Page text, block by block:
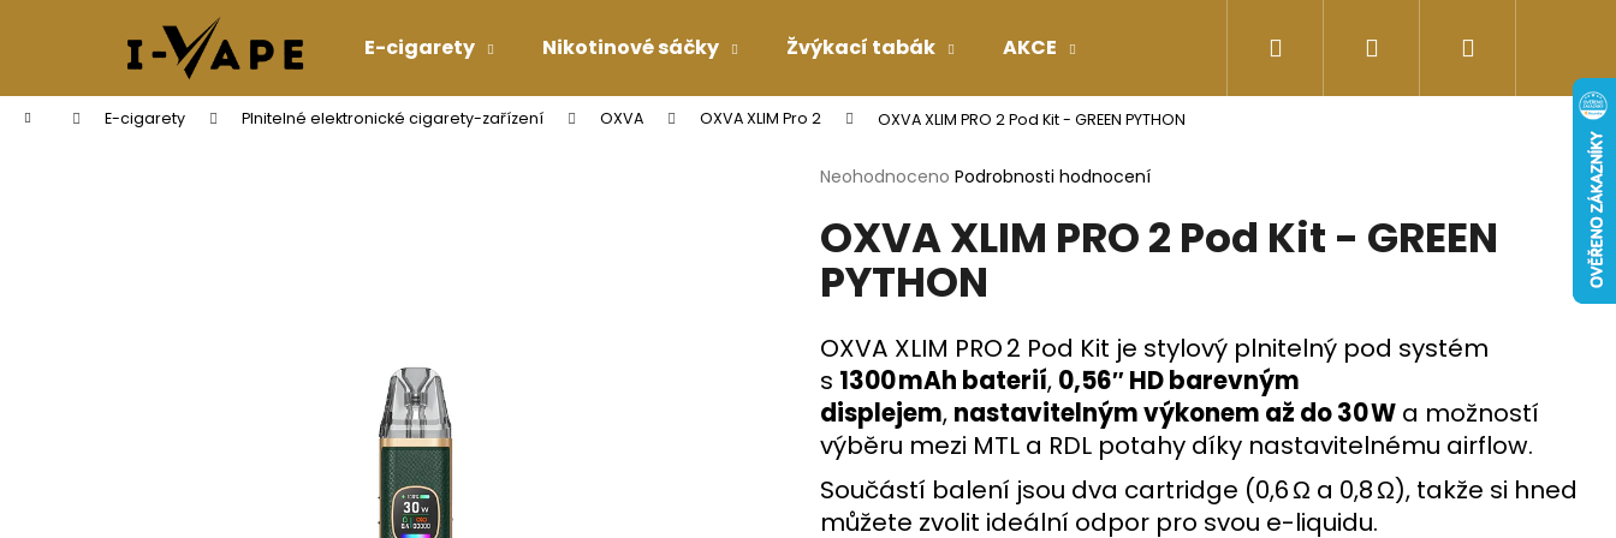
E-cigarety Nikotinové sáčky Žvýkací tabák AKCE Doplňky stravy Energy-kofeinové
Přihlášení
Domů E-cigarety Plnitelné elektronické cigarety-zařízení OXVA OXVA XLIM Pro 2 OXVA XLIM PRO 2 Pod Kit - GREEN PYTHON
Průměrné
produktu
je
0,0
hvězdiček.
Neohodnoceno Podrobnosti hodnocení
OXVA XLIM PRO 2 Pod Kit - GREEN
PYTHON
OXVA XLIM PRO 2 Pod Kit je stylový plnitelný pod systém
s 1300 mAh baterií, 0,56″ HD barevným
displejem, nastavitelným výkonem až do 30 W a možností
výběru mezi MTL a RDL potahy díky nastavitelnému airflow.
Součástí balení jsou dva cartridge (0,6 Ω a 0,8 Ω), takže si hned
můžete zvolit ideální odpor pro svou e-liquidu.
í
Zpět
do
obchodu
Zpět
do
obchodu
Co potřebujete najít?
HLEDAT